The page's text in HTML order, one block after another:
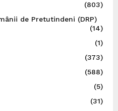
(803)
de Pretutindeni (DRP)
(14)
(1)
(373)
(588)
(5)
(31)